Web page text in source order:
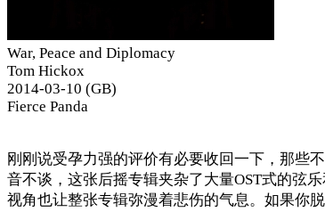
War, Peace and Diplomacy
Tom Hickox
2014-03-10 (GB)
Fierce Panda
刚刚说受孕力强的评价有必要收回一下，那些
音不谈，这张后摇专辑夹杂了大量OST式的弦
视角也让整张专辑弥漫着悲伤的气息。如果你